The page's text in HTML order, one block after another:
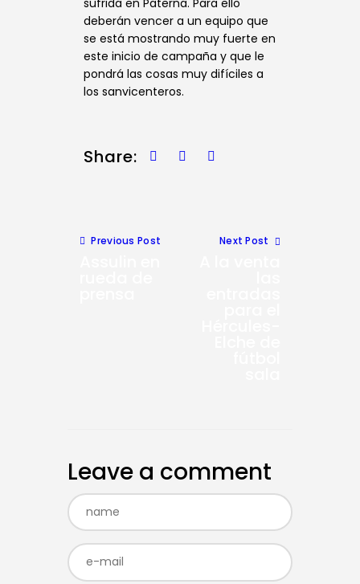
sufrida en Paterna. Para ello
deberán vencer a un equipo que
se está mostrando muy fuerte en
este inicio de campaña y que le
pondrá las cosas muy difíciles a
los sanvicenteros.
Share:
Previous Post Next Post
Leave a comment